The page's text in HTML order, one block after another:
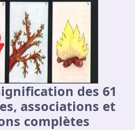
des 61
associations et
complètes